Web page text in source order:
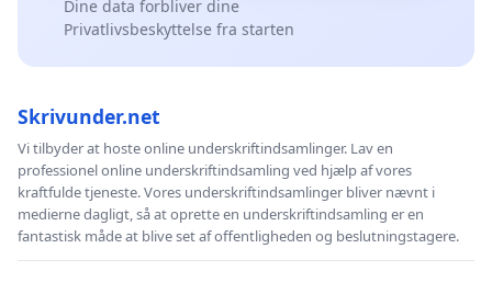
Dine data forbliver dine
Privatlivsbeskyttelse fra starten
Skrivunder.net
Vi tilbyder at hoste online underskriftindsamlinger. Lav en
professionel online underskriftindsamling ved hjælp af vores
kraftfulde tjeneste. Vores underskriftindsamlinger bliver nævnt i
medierne dagligt, så at oprette en underskriftindsamling er en
fantastisk måde at blive set af offentligheden og beslutningstagere.